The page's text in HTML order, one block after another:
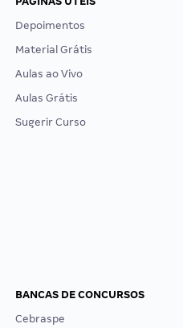
Depoimentos
Material Grátis
Aulas ao Vivo
Aulas Grátis
Sugerir Curso
BANCAS DE CONCURSOS
Cebraspe